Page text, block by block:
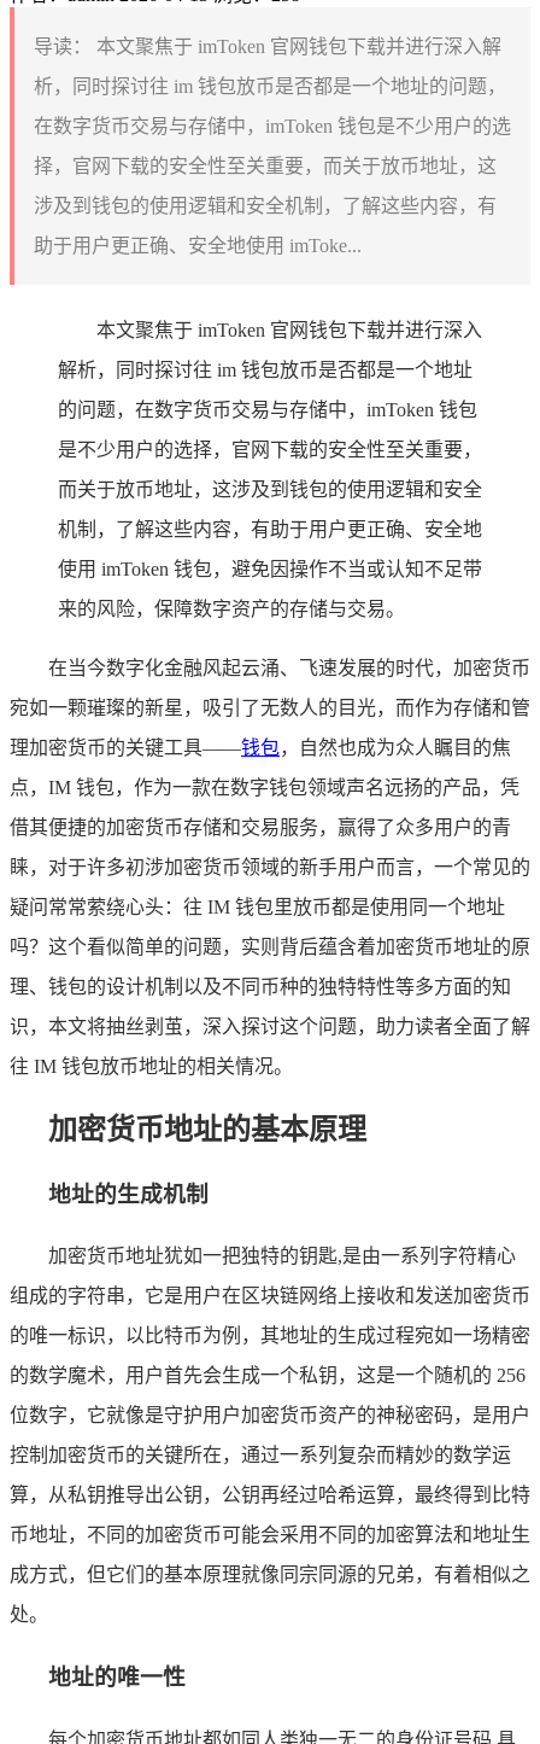
导读：
本文聚焦于 imToken 官网钱包下载并进行深入解
析，同时探讨往 im 钱包放币是否都是一个地址的问题，
在数字货币交易与存储中，imToken 钱包是不少用户的选
择，官网下载的安全性至关重要，而关于放币地址，这
涉及到钱包的使用逻辑和安全机制，了解这些内容，有
助于用户更正确、安全地使用 imToke...
本文聚焦于 imToken 官网钱包下载并进行深入
解析，同时探讨往 im 钱包放币是否都是一个地址
的问题，在数字货币交易与存储中，imToken 钱包
是不少用户的选择，官网下载的安全性至关重要，
而关于放币地址，这涉及到钱包的使用逻辑和安全
机制，了解这些内容，有助于用户更正确、安全地
使用 imToken 钱包，避免因操作不当或认知不足带
来的风险，保障数字资产的存储与交易。
在当今数字化金融风起云涌、飞速发展的时代，加密货币
宛如一颗璀璨的新星，吸引了无数人的目光，而作为存储和管
理加密货币的关键工具——钱包，自然也成为众人瞩目的焦
点，IM 钱包，作为一款在数字钱包领域声名远扬的产品，凭
借其便捷的加密货币存储和交易服务，赢得了众多用户的青
睐，对于许多初涉加密货币领域的新手用户而言，一个常见的
疑问常常萦绕心头：往 IM 钱包里放币都是使用同一个地址
吗？这个看似简单的问题，实则背后蕴含着加密货币地址的原
理、钱包的设计机制以及不同币种的独特特性等多方面的知
识，本文将抽丝剥茧，深入探讨这个问题，助力读者全面了解
往 IM 钱包放币地址的相关情况。
加密货币地址的基本原理
地址的生成机制
加密货币地址犹如一把独特的钥匙,是由一系列字符精心
组成的字符串，它是用户在区块链网络上接收和发送加密货币
的唯一标识，以比特币为例，其地址的生成过程宛如一场精密
的数学魔术，用户首先会生成一个私钥，这是一个随机的 256
位数字，它就像是守护用户加密货币资产的神秘密码，是用户
控制加密货币的关键所在，通过一系列复杂而精妙的数学运
算，从私钥推导出公钥，公钥再经过哈希运算，最终得到比特
币地址，不同的加密货币可能会采用不同的加密算法和地址生
成方式，但它们的基本原理就像同宗同源的兄弟，有着相似之
处。
地址的唯一性
每个加密货币地址都如同人类独一无二的身份证号码,具